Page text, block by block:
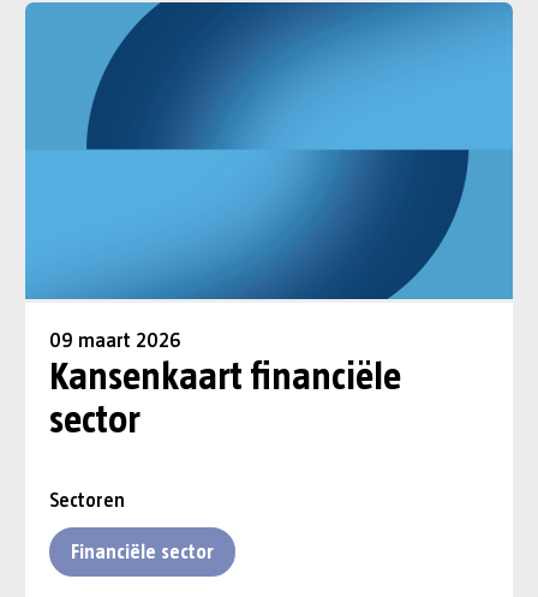
09 maart 2026
Kansenkaart financiële
sector
Sectoren
Financiële sector